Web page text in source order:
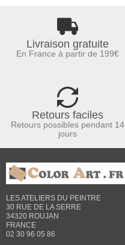
Livraison gratuite
En France à partir de 199€
Retours faciles
Retours possibles pendant 14
jours
LES ATELIERS DU PEINTRE
30 RUE DE LA SERRE
34320 ROUJAN
FRANCE
02 30 96 05 86